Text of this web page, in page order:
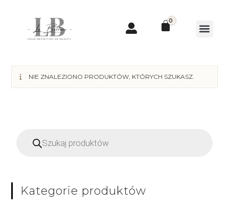
0
NIE ZNALEZIONO PRODUKTÓW, KTÓRYCH SZUKASZ.
Kategorie produktów